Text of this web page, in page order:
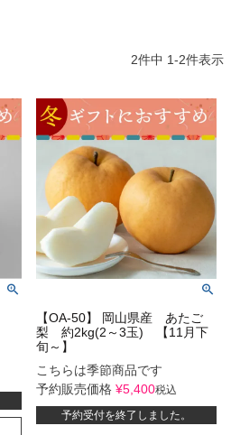
2件中 1-2件表示
【OA-50】 岡山県産 あたご
梨 約2kg(2～3玉) 【11月下
旬～】
こちらは季節商品です
予約販売価格 ¥5,400税込
予約受付を終了しました。